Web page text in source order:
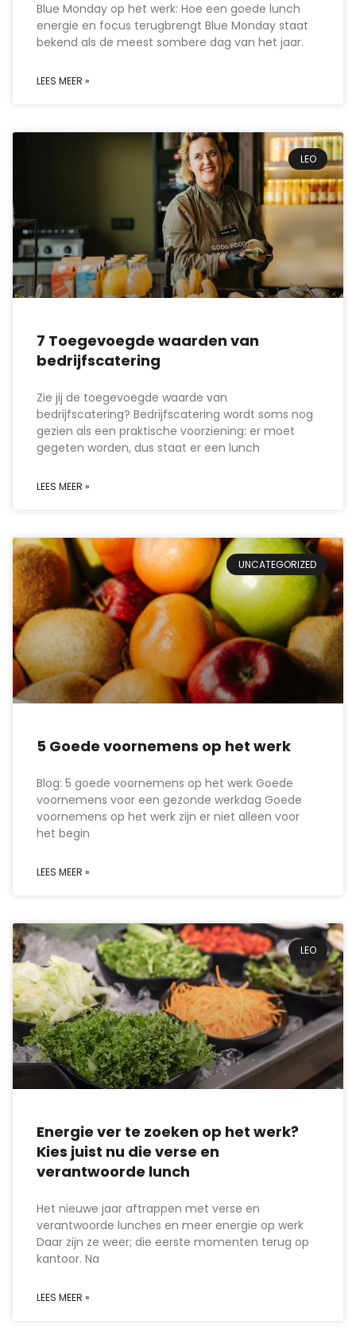
Blue Monday op het werk: Hoe een goede lunch
energie en focus terugbrengt Blue Monday staat
bekend als de meest sombere dag van het jaar.
LEES MEER »
LEO
7 Toegevoegde waarden van
bedrijfscatering
Zie jij de toegevoegde waarde van
bedrijfscatering? Bedrijfscatering wordt soms nog
gezien als een praktische voorziening: er moet
gegeten worden, dus staat er een lunch
LEES MEER »
UNCATEGORIZED
5 Goede voornemens op het werk
Blog: 5 goede voornemens op het werk Goede
voornemens voor een gezonde werkdag Goede
voornemens op het werk zijn er niet alleen voor
het begin
LEES MEER »
LEO
Energie ver te zoeken op het werk?
Kies juist nu die verse en
verantwoorde lunch
Het nieuwe jaar aftrappen met verse en
verantwoorde lunches en meer energie op werk
Daar zijn ze weer; die eerste momenten terug op
kantoor. Na
LEES MEER »